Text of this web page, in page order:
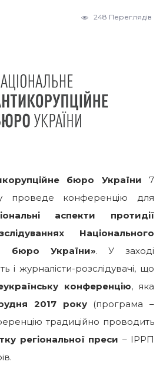
248 Переглядів
бюро України 7
проведе конференцію для
аспекти протидії
Національного
бюро України». У заході
і журналісти-розслідувачі, що
конференцію, яка
2017 року(програма –
традиційно проводить
регіональної преси – ІРРП